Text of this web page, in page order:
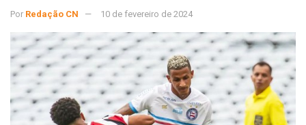
Por Redação CN 10 de fevereiro de 2024